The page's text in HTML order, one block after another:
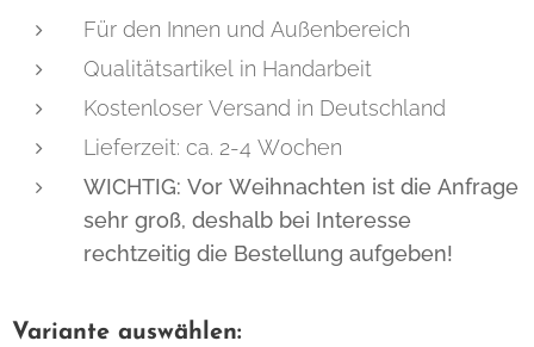
Für den Innen und Außenbereich
Qualitätsartikel in Handarbeit
Kostenloser Versand in Deutschland
Lieferzeit: ca. 2-4 Wochen
WICHTIG: Vor Weihnachten ist die Anfrage
sehr groß, deshalb bei Interesse
rechtzeitig die Bestellung aufgeben!
Variante auswählen: